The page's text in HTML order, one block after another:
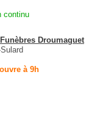
continu
Droumaguet
à 9h